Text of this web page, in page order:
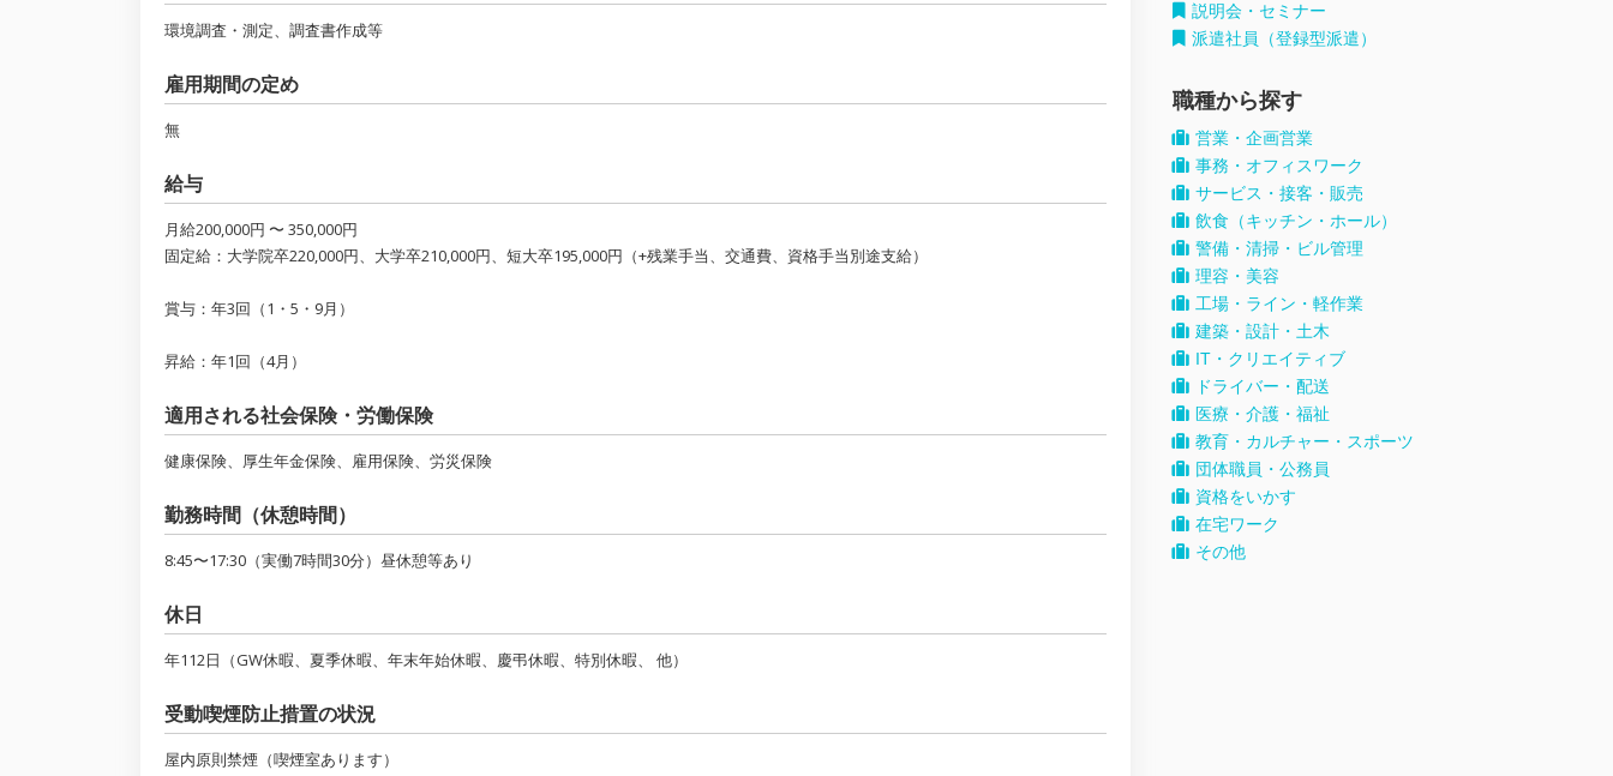
環境調査・測定、調査書作成等
雇用期間の定め
無
給与
月給200,000円 〜 350,000円
固定給：大学院卒220,000円、大学卒210,000円、短大卒195,000円（+残業手当、交通費、資格手当別途支給）
賞与：年3回（1・5・9月）
昇給：年1回（4月）
適用される社会保険・労働保険
健康保険、厚生年金保険、雇用保険、労災保険
勤務時間（休憩時間）
8:45〜17:30（実働7時間30分）昼休憩等あり
休日
年112日（GW休暇、夏季休暇、年末年始休暇、慶弔休暇、特別休暇、 他）
受動喫煙防止措置の状況
屋内原則禁煙（喫煙室あります）
説明会・セミナー
派遣社員（登録型派遣）
職種から探す
営業・企画営業
事務・オフィスワーク
サービス・接客・販売
飲食（キッチン・ホール）
警備・清掃・ビル管理
理容・美容
工場・ライン・軽作業
建築・設計・土木
IT・クリエイティブ
ドライバー・配送
医療・介護・福祉
教育・カルチャー・スポーツ
団体職員・公務員
資格をいかす
在宅ワーク
その他